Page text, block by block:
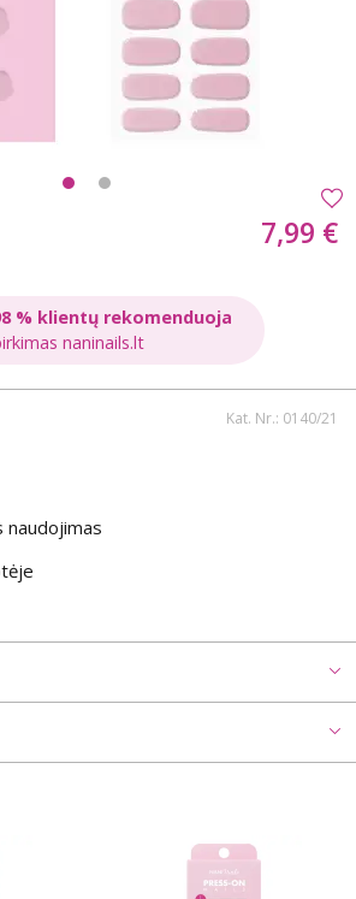
7,99 €
% klientų rekomenduoja
naninails.lt
Kat. Nr.: 0140/21
naudojimas